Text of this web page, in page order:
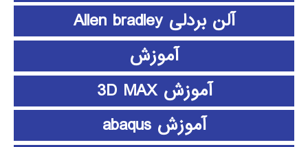
آلن بردلی Allen bradley
آموزش
آموزش 3D MAX
آموزش abaqus